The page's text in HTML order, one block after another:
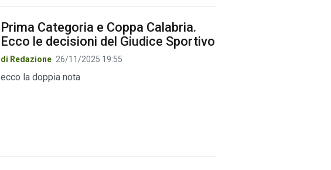
Prima Categoria e Coppa Calabria.
Ecco le decisioni del Giudice Sportivo
di Redazione 26/11/2025 19:55
ecco la doppia nota